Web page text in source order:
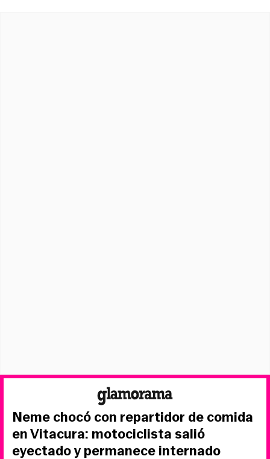
Neme chocó con repartidor de comida
en Vitacura: motociclista salió
eyectado y permanece internado